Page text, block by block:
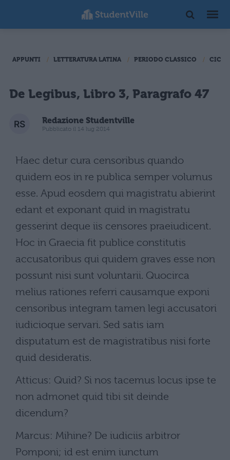
APPUNTI LETTERATURA LATINA PERIODO CLASSICO
De Legibus, Libro 3, Paragrafo 47
Redazione Studentville
Pubblicato il 14 lug 2014
Haec detur cura censoribus quando
quidem eos in re publica semper volumus
esse. Apud eosdem qui magistratu abierint
edant et exponant quid in magistratu
gesserint deque iis censores praeiudicent.
Hoc in Graecia fit publice constitutis
accusatoribus qui quidem graves esse non
possunt nisi sunt voluntarii. Quocirca
melius rationes referri causamque exponi
censoribus integram tamen legi accusatori
iudicioque servari. Sed satis iam
disputatum est de magistratibus nisi forte
quid desideratis.
Atticus: Quid? Si nos tacemus locus ipse te
non admonet quid tibi sit deinde
dicendum?
Marcus: Mihine? De iudiciis arbitror
Pomponi; id est enim iunctum